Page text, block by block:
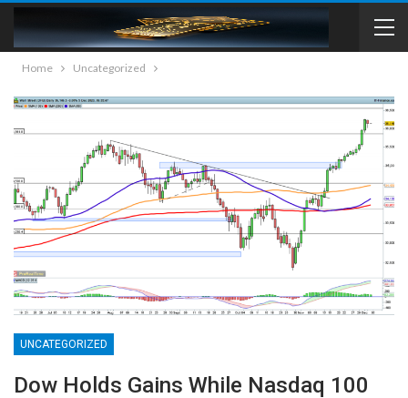
Home Uncategorized
UNCATEGORIZED
Dow Holds Gains While Nasdaq 100